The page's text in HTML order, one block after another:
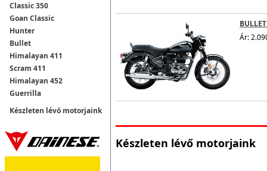
Classic 350
Goan Classic
Hunter
Bullet
Himalayan 411
Scram 411
Himalayan 452
Guerrilla
Készleten lévő motorjaink
Ár:
Készleten lévő motorjaink